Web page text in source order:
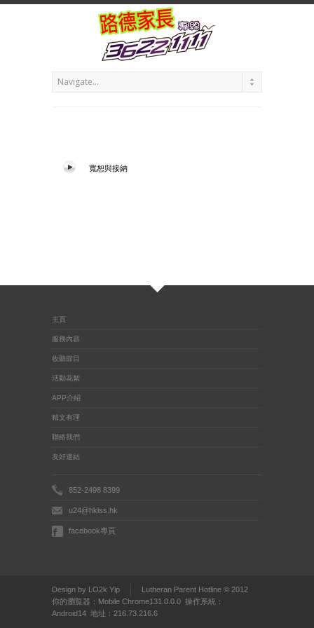
寬恕與接納
主頁
服務內容
收聽節目
活動花絮
APP介紹
精文有理
聯絡我們
友好連結
852-2498 8399
u24@hklss.hk
facebook專頁
Design by LO2k Yip
Lutheran Parent Hotline © 2012
你的瀏覧器：Mobile Chrome131.0.0.0 操作系統：
Android14 地址：216.73.216.6